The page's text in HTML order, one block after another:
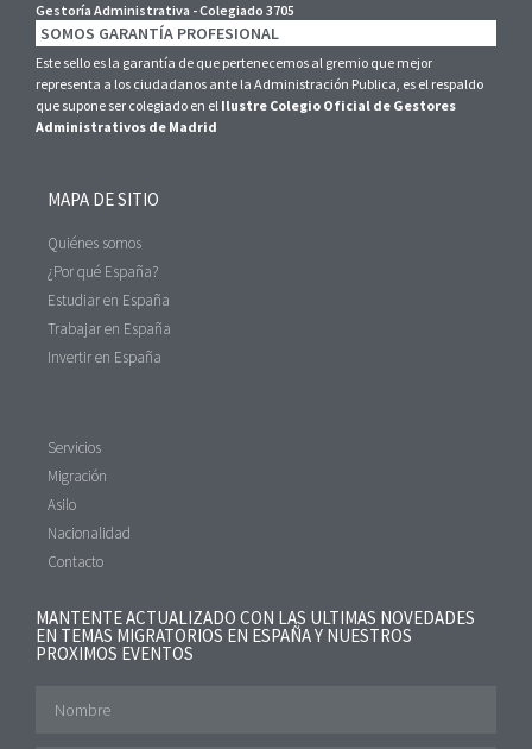
Gestoría Administrativa - Colegiado 3705
SOMOS GARANTÍA PROFESIONAL
Este sello es la garantía de que pertenecemos al gremio que mejor
representa a los ciudadanos ante la Administración Publica, es el respaldo
que supone ser colegiado en el Ilustre Colegio Oficial de Gestores
Administrativos de Madrid
MAPA DE SITIO
Quiénes somos
¿Por qué España?
Estudiar en España
Trabajar en España
Invertir en España
Servicios
Migración
Asilo
Nacionalidad
Contacto
MANTENTE ACTUALIZADO CON LAS ULTIMAS NOVEDADES
EN TEMAS MIGRATORIOS EN ESPAÑA Y NUESTROS
PROXIMOS EVENTOS